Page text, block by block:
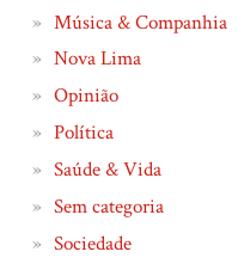
Música & Companhia
Nova Lima
Opinião
Política
Saúde & Vida
Sem categoria
Sociedade